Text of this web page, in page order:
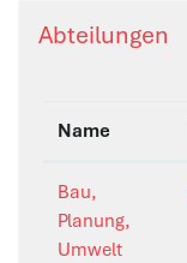
Abteilungen
Name
Bau,
Planung,
Umwelt